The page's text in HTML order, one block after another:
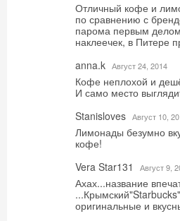
Отличный кофе и
по сравнению с
парома первым
наклеечек, в Питере
anna.k Август 24, 2014
Кофе неплохой и
И само место
Stanisloves Август 10,
Лимонады безумно
кофе!
Vera Star131
Август 9,
Ахах...название
оригинальные и